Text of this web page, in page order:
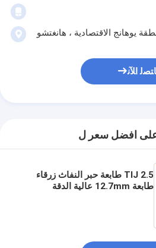
يوهانج الاقتصادية ، هانغتشو
ﺍﻶﻧ
افضل سعر ل
TIJ 2.5 طابعة حبر النفاث زرقاء
طابعة 12.7mm عالية الدقة